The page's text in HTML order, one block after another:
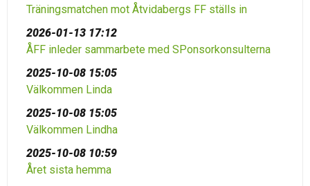
Träningsmatchen mot Åtvidabergs FF ställs in
2026-01-13 17:12
ÅFF inleder sammarbete med SPonsorkonsulterna
2025-10-08 15:05
Välkommen Linda
2025-10-08 15:05
Välkommen Lindha
2025-10-08 10:59
Året sista hemma